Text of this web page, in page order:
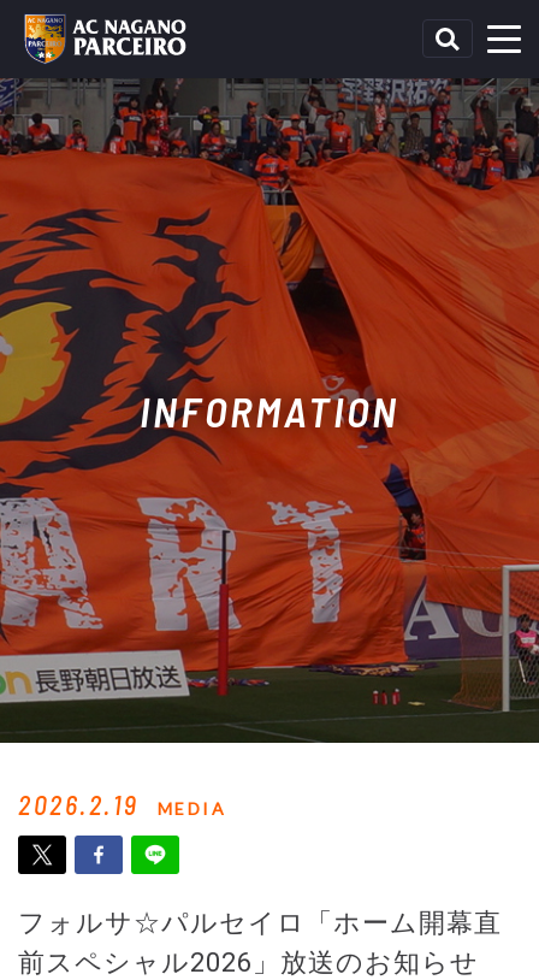
INFORMATION
2026.2.19 MEDIA
フォルサ☆パルセイロ「ホーム開幕直
前スペシャル2026」放送のお知らせ